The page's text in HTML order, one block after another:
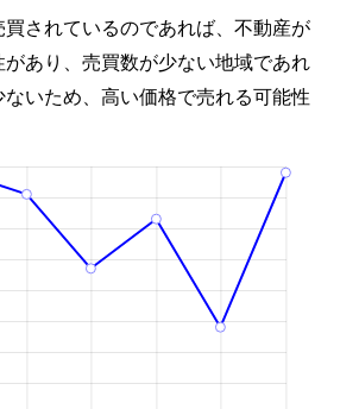
されているのであれば、不動産が
あり、売買数が少ない地域であれ
いため、高い価格で売れる可能性